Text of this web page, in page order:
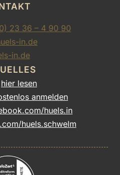
23 36 – 4 90 90
in.de
in.de
hier lesen
anmelden
huels.in
huels.schwelm